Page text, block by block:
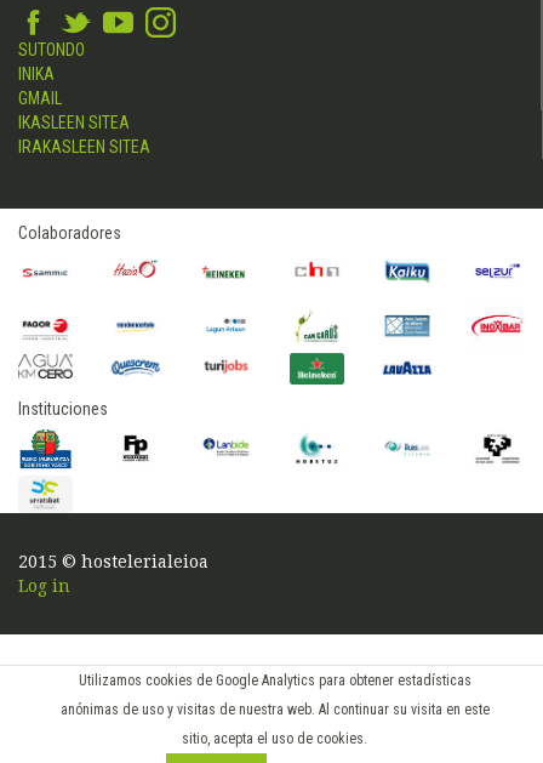
Utilizamos cookies de Google Analytics para obtener estadísticas
anónimas de uso y visitas de nuestra web. Al continuar su visita en este
sitio, acepta el uso de cookies.
SUTONDO
INIKA
GMAIL
IKASLEEN SITEA
IRAKASLEEN SITEA
Colaboradores
Instituciones
2015 © hostelerialeioa
Log in